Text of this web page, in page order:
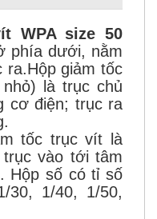
WPA size 50
phía dưới, nằm
ra.Hộp giảm tốc
là trục chủ
cơ điện; trục ra
tốc trục vít là
vào tới tâm
Hộp số có tỉ số
30, 1/40, 1/50,